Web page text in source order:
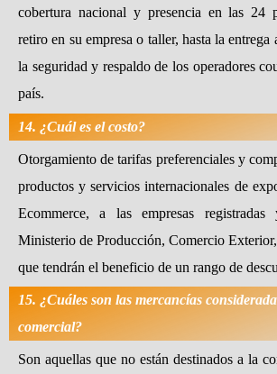
cobertura nacional y presencia en las 24
retiro en su empresa o taller, hasta la
la seguridad y respaldo de los operadores
país.
14. ¿Cuál es el costo?
Otorgamiento de tarifas preferenciales y
productos y servicios internacionales de
Ecommerce, a las empresas
Ministerio de Producción, Comercio
que tendrán el beneficio de un rango de
15. ¿Cuáles son las mercancías
comercial?
Son aquellas que no están destinados a la